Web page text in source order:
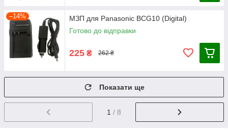
–14%
МЗП для Panasonic BCG10 (Digital)
Готово до відправки
225 ₴ 262 ₴
Показати ще
1 / 8